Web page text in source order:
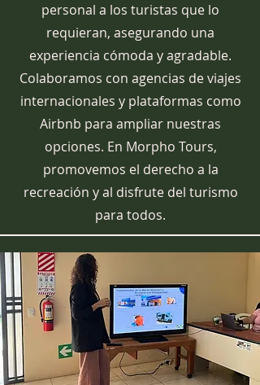
personal a los turistas que lo
requieran, asegurando una
experiencia cómoda y agradable.
Colaboramos con agencias de viajes
internacionales y plataformas como
Airbnb para ampliar nuestras
opciones. En Morpho Tours,
promovemos el derecho a la
recreación y al disfrute del turismo
para todos.